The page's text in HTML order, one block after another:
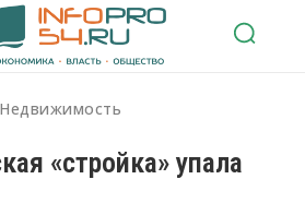
Недвижимость
«стройка» упала